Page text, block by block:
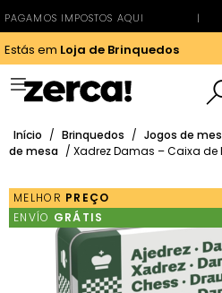
PAGAMOS IMPOSTOS AQUI |
Estás em Loja de Brinquedos
Início / Brinquedos / Jogos de
de mesa / Xadrez Damas – Caixa de
MELHOR PREÇO
ENVÍO GRÁTIS